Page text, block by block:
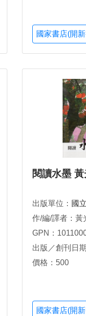
國家書店(開
閱讀水墨
出版單位： 國
作/編/譯者：黃
GPN：
出版／創刊日
價格：500
國家書店(開